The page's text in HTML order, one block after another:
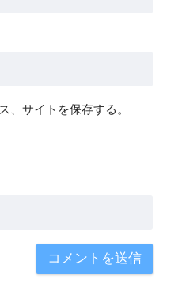
、サイトを保存する。